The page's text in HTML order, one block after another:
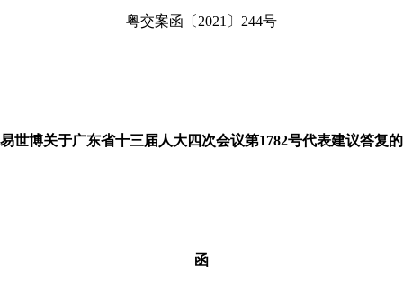
粤交案函〔2021〕244号
易世博关于广东省十三届人大四次会议第1782号代表建议答复的
函